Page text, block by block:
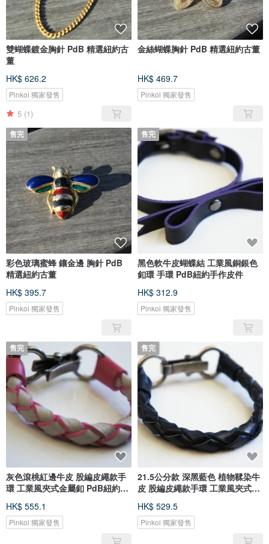
雙蝴蝶鍍金胸針 PdB 精選紐約古
董
HK$ 626.2
Pinkoi 獨家發售
5 (1)
金絲蝴蝶胸針 PdB 精選紐約古董
HK$ 469.7
Pinkoi 獨家發售
售完
彩色玻璃蜜蜂 鑲金邊 胸針 PdB
精選紐約古董
HK$ 395.7
Pinkoi 獨家發售
售完
黑色軟牛皮蝴蝶結 工業風銅銀色
釦環 手環 PdB紐約手作皮件
HK$ 312.9
Pinkoi 獨家發售
售完
灰色滾桃紅邊牛皮 股編皮繩款手
環 工業風夾式金屬釦 PdB紐約手
HK$ 555.1
Pinkoi 獨家發售
售完
21.5公分款 深黑藍色 植物鞣染牛
皮 股編皮繩款手環 工業風夾式金
HK$ 529.5
Pinkoi 獨家發售